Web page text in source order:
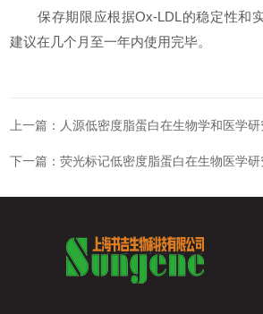
保存期限应根据Ox-LDL的稳定性和
建议在几个月至一年内使用完毕。
上一篇： 人源低密度脂蛋白在生物学和医学
下一篇：荧光标记低密度脂蛋白在生物医学